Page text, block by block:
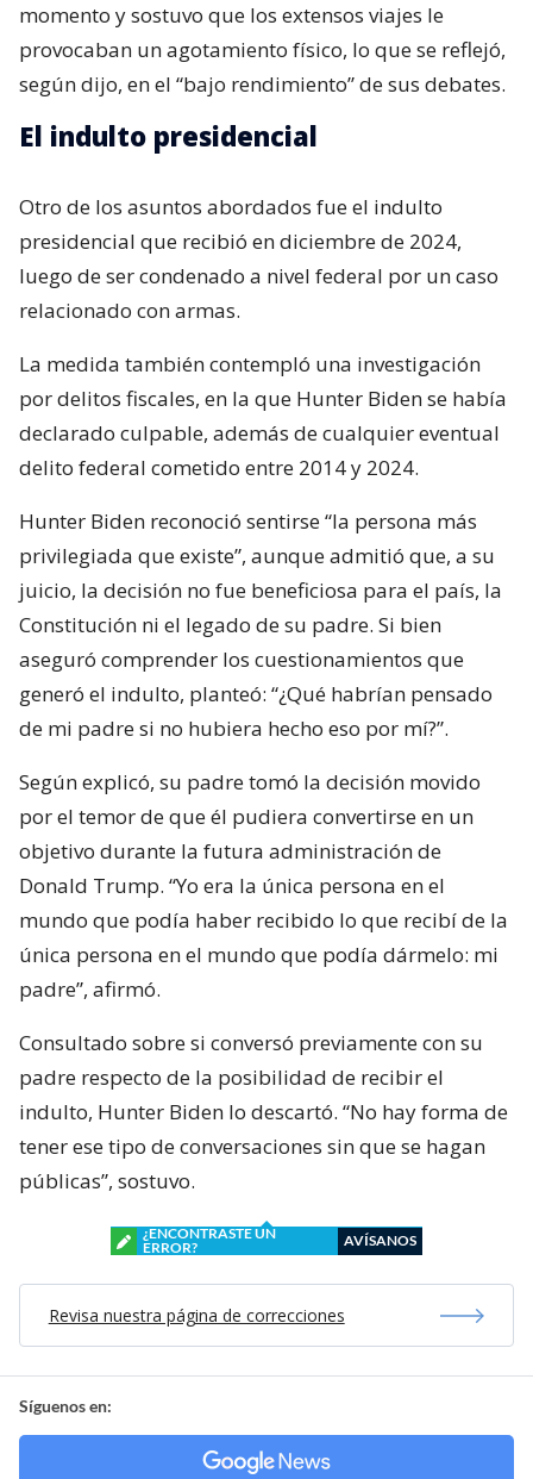
momento y sostuvo que los extensos viajes le
provocaban un agotamiento físico, lo que se reflejó,
según dijo, en el “bajo rendimiento” de sus debates.
El indulto presidencial
Otro de los asuntos abordados fue el indulto
presidencial que recibió en diciembre de 2024,
luego de ser condenado a nivel federal por un caso
relacionado con armas.
La medida también contempló una investigación
por delitos fiscales, en la que Hunter Biden se había
declarado culpable, además de cualquier eventual
delito federal cometido entre 2014 y 2024.
Hunter Biden reconoció sentirse “la persona más
privilegiada que existe”, aunque admitió que, a su
juicio, la decisión no fue beneficiosa para el país, la
Constitución ni el legado de su padre. Si bien
aseguró comprender los cuestionamientos que
generó el indulto, planteó: “¿Qué habrían pensado
de mi padre si no hubiera hecho eso por mí?”.
Según explicó, su padre tomó la decisión movido
por el temor de que él pudiera convertirse en un
objetivo durante la futura administración de
Donald Trump. “Yo era la única persona en el
mundo que podía haber recibido lo que recibí de la
única persona en el mundo que podía dármelo: mi
padre”, afirmó.
Consultado sobre si conversó previamente con su
padre respecto de la posibilidad de recibir el
indulto, Hunter Biden lo descartó. “No hay forma de
tener ese tipo de conversaciones sin que se hagan
públicas”, sostuvo.
¿ENCONTRASTE UN
ERROR?
AVÍSANOS
Revisa nuestra página de correcciones
Síguenos en: